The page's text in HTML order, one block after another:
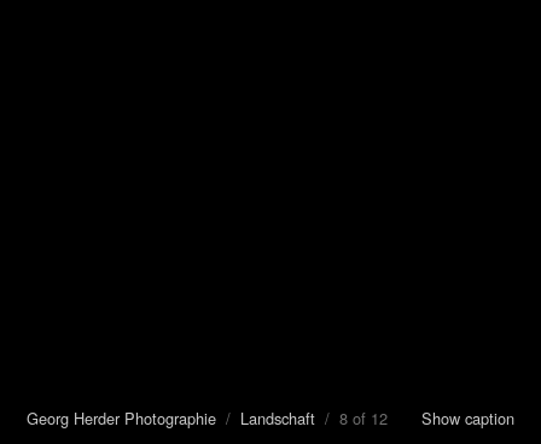
Georg Herder Photographie / Landschaft / 8 of 12 Show caption